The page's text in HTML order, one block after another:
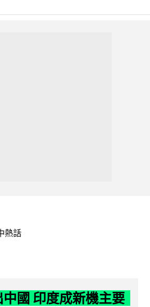
熱話
國 印度成新機主要